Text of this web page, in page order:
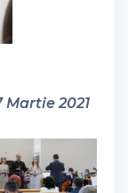
2021